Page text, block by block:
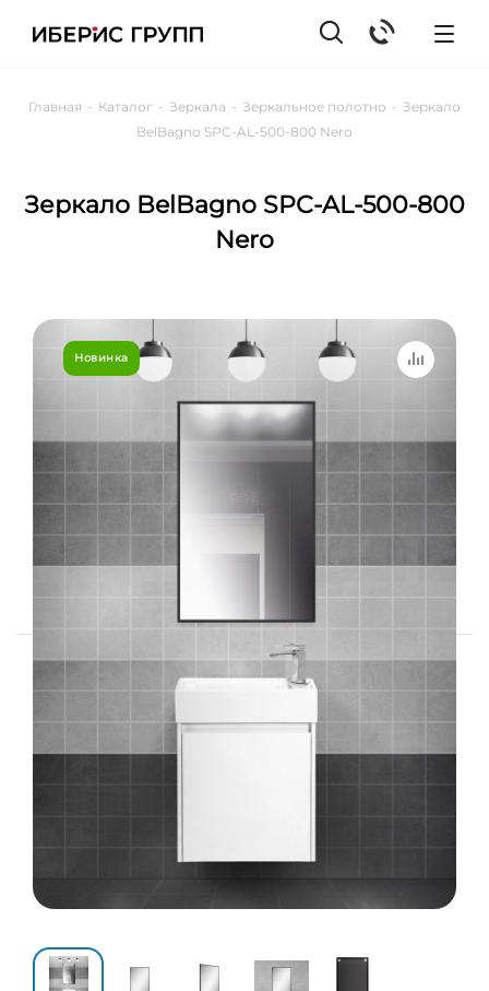
Главная - Каталог - Зеркала - Зеркальное полотно - Зеркало
BelBagno SPC-AL-500-800 Nero
Зеркало BelBagno SPC-AL-500-800
Nero
Новинка